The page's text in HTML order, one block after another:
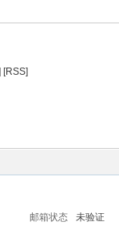
[RSS]
邮箱状态 未验证